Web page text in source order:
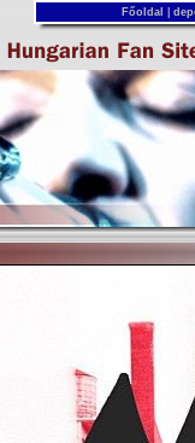
Főoldal